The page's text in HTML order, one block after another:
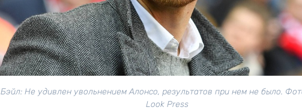
Бэйл: Не удивлен увольнением Алонсо, результатов при нем не было.
Look Press